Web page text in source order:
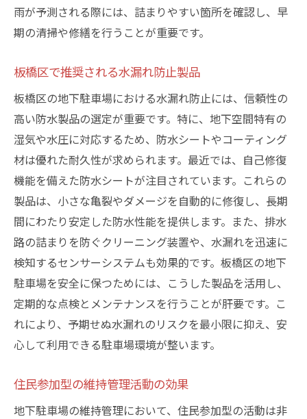
雨が予測される際には、詰まりやすい箇所を確認し、早
期の清掃や修繕を行うことが重要です。
板橋区で推奨される水漏れ防止製品
板橋区の地下駐車場における水漏れ防止には、信頼性の
高い防水製品の選定が重要です。特に、地下空間特有の
湿気や水圧に対応するため、防水シートやコーティング
材は優れた耐久性が求められます。最近では、自己修復
機能を備えた防水シートが注目されています。これらの
製品は、小さな亀裂やダメージを自動的に修復し、長期
間にわたり安定した防水性能を提供します。また、排水
路の詰まりを防ぐクリーニング装置や、水漏れを迅速に
検知するセンサーシステムも効果的です。板橋区の地下
駐車場を安全に保つためには、こうした製品を活用し、
定期的な点検とメンテナンスを行うことが肝要です。こ
れにより、予期せぬ水漏れのリスクを最小限に抑え、安
心して利用できる駐車場環境が整います。
住民参加型の維持管理活動の効果
地下駐車場の維持管理において、住民参加型の活動は非